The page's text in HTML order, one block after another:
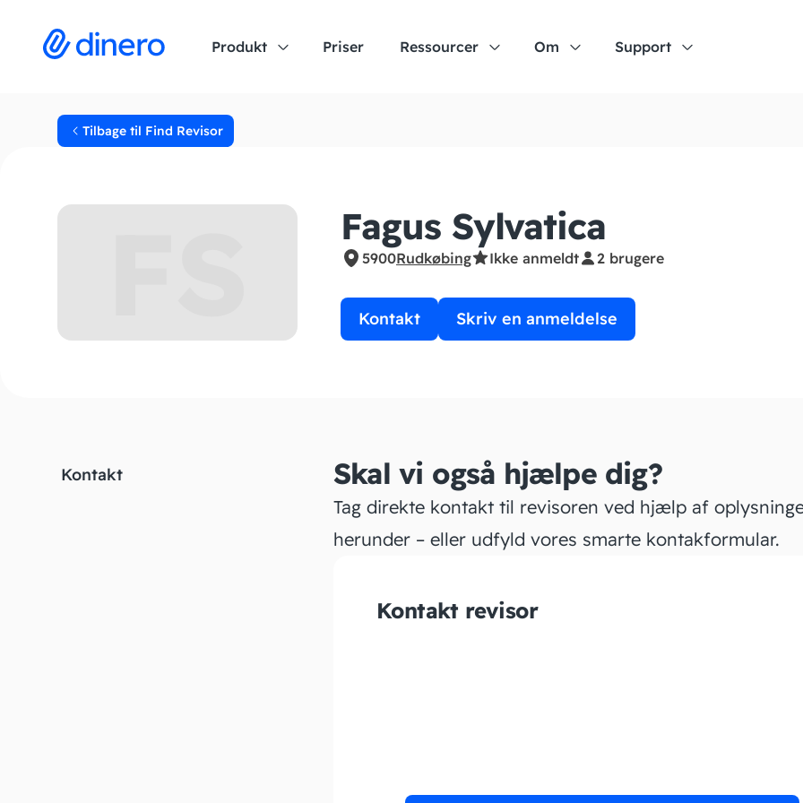
Produkt Priser Ressourcer Om Support
Tilbage til Find Revisor
Fagus Sylvatica
5900Rudkøbing Ikke anmeldt 2 brugere
Kontakt Skriv en anmeldelse
Kontakt Skal vi også hjælpe dig?
Tag direkte kontakt til revisoren ved hjælp af
herunder – eller udfyld vores smarte kontakformular.
Kontakt revisor